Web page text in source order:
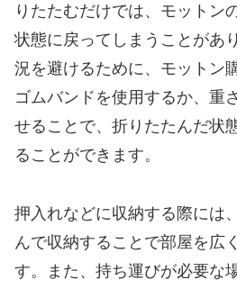
りたたむだけでは、モットン
状態に戻ってしまうことがあ
況を避けるために、モットン
ゴムバンドを使用するか、重
せることで、折りたたんだ状
ることができます。
押入れなどに収納する際には
んで収納することで部屋を広
す。また、持ち運びが必要な